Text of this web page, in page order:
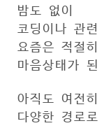
밤도 없이
코딩이나 관
요즘은 적절
마음상태가 된
아직도 여전
다양한 경로